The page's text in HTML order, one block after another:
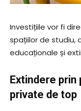
Investițiile vor fi
spațiilor de studiu,
educaționale și
Extindere
private de top